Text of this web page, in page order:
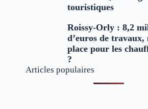
touristiques
Roissy-Orly : 8,2
d’euros de travaux,
place pour les
?
Articles populaires